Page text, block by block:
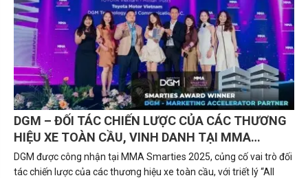
DGM – ĐỐI TÁC CHIẾN LƯỢC CỦA CÁC THƯƠNG
HIỆU XE TOÀN CẦU, VINH DANH TẠI MMA
SMARTIES 2025 VỚI TRIẾT LÝ “ALL ROADS LEAD
TO ROI”
DGM được công nhận tại MMA Smarties 2025, củng cố vai trò đối
tác chiến lược của các thương hiệu xe toàn cầu, với triết lý “All